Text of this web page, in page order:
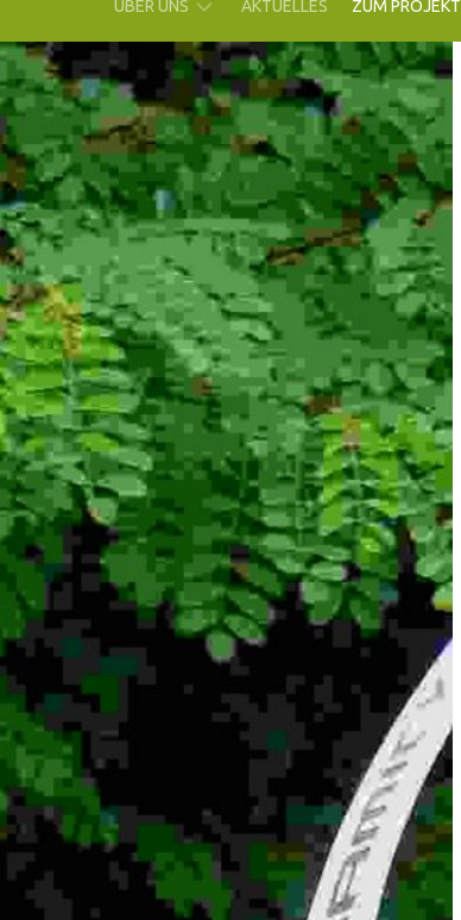
ÜBER UNS
UNSER
VEREIN
UNSERE
PHILOSOPHIE
DIE
IDEENTRÄGERINNEN
AKTUELLES ZUM PROJEKT
WAS
BISHER
GESCHAH
UNSER
GELÄNDE
UNSERE
TIERISCHEN
NACHBARN
UNSERE
ANGEBOTE